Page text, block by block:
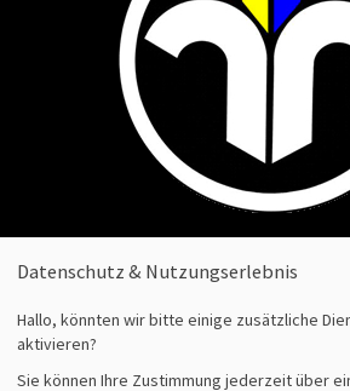
Kreisgruppe
Datenschutz & Nutzungserlebnis
Hallo, könnten wir bitte einige zusätzliche
aktivieren?
Sie können Ihre Zustimmung jederzeit über